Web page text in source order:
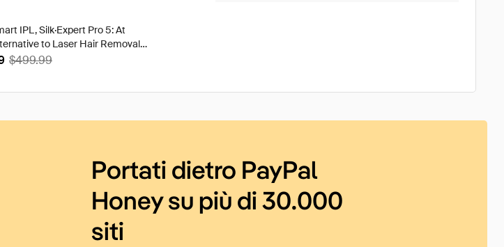
IPL, Silk·Expert Pro 5: At
to Laser Hair Removal
Facial Hair Trimmer, and
$499.99
Portati dietro PayPal
Honey su più di 30.000
siti